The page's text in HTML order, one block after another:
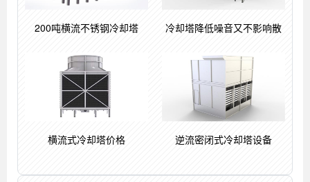
200吨横流不锈钢冷却塔 冷却塔降低噪音又不影响散
横流式冷却塔价格 逆流密闭式冷却塔设备